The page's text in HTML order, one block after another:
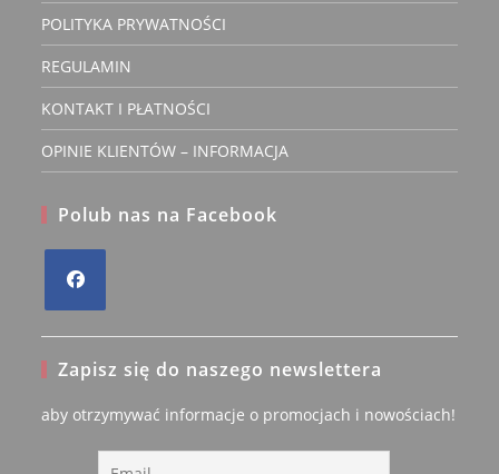
POLITYKA PRYWATNOŚCI
REGULAMIN
KONTAKT I PŁATNOŚCI
OPINIE KLIENTÓW – INFORMACJA
Polub nas na Facebook
a
new
Zapisz się do naszego newslettera
aby otrzymywać informacje o promocjach i nowościach!